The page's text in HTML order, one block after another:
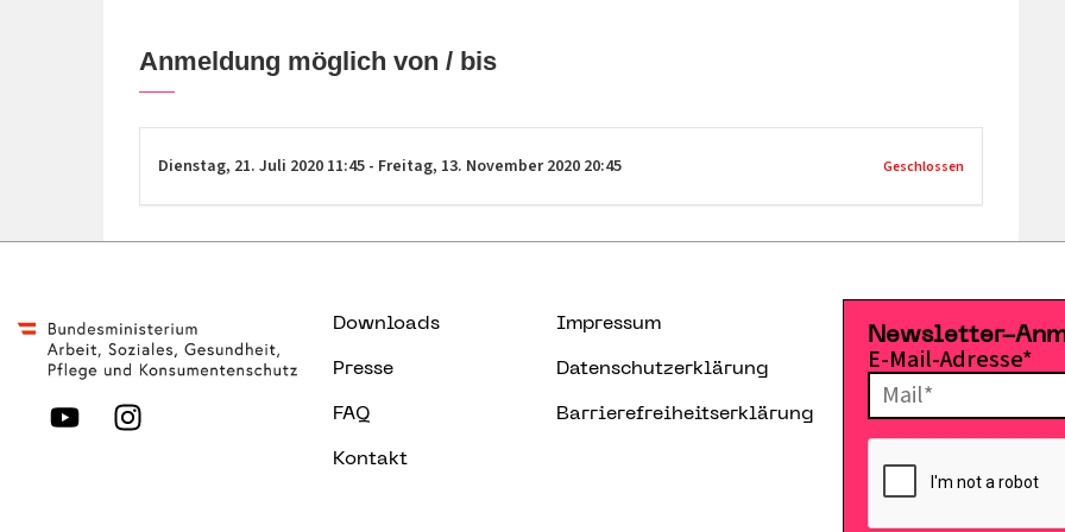
Anmeldung möglich von / bis
Dienstag, 21. Juli 2020 11:45 - Freitag, 13. November 2020 20:45 Geschlossen
Downloads
Presse
FAQ
Kontakt
Impressum
Datenschutzerklärung
Barrierefreiheitserklärung
Newsletter-
E-Mail-Adresse*